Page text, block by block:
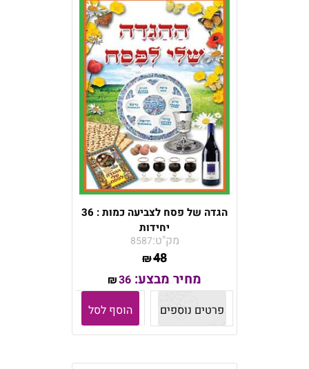
הגדה של פסח לצביעה כמות : 36
יחידות
מק"ט:8587
₪48
מחיר מבצע: ₪36
פרטים נוספים
הוסף לסל